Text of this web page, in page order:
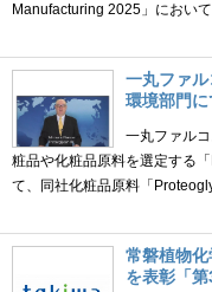
Manufacturing 2025」におい
一丸ファ
環境部門
一丸ファル
粧品や化粧品原料を選定する
て、同社化粧品原料「
常磐植物
を表彰「第